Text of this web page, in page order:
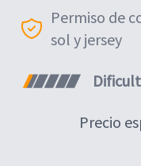
Permiso de
sol y jersey
Precio